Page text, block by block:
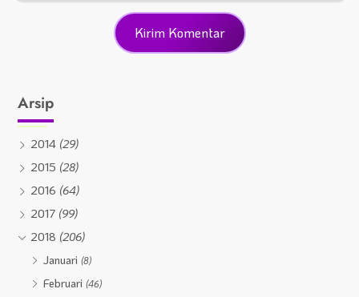
Arsip
2014 (29)
2015 (28)
2016 (64)
2017 (99)
2018 (206)
Januari(8)
Februari(46)